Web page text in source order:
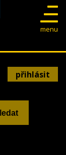
menu
přihlásit